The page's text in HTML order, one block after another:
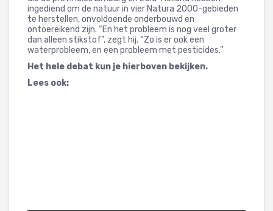
ingediend om de natuur in vier Natura 2000-gebieden
te herstellen, onvoldoende onderbouwd en
ontoereikend zijn. “En het probleem is nog veel groter
dan alleen stikstof”, zegt hij. “Zo is er ook een
waterprobleem, en een probleem met pesticides.”
Het hele debat kun je hierboven bekijken.
Lees ook: